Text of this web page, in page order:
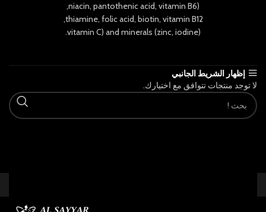
(niacin, pantothenic acid, vitamin B6,
thiamine, folic acid, biotin, vitamin B12,
vitamin C) and minerals (zinc, iodine).
إظهار الشريط الجانبي
لا توجد منتجات تتوافق مع اختيارك.